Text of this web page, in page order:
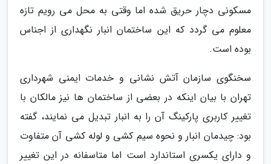
مسکونی دچار حریق شده اما وقتی به محل می رویم تازه
معلوم می گردد که این ساختمان انبار نگهداری از اجناس
بوده است.
سخنگوی سازمان آتش نشانی و خدمات ایمنی شهرداری
تهران با بیان اینکه در بعضی از ساختمان ها نیز مالکان با
تغییر کاربری پارکینگ آن را به انبار تبدیل می نمایند، گفته
بود: چیدمان انبار و نحوه سیم کشی و لوله کشی آن متفاوت
و دارای یکسری استاندارد است اما متاسفانه در این تغییر